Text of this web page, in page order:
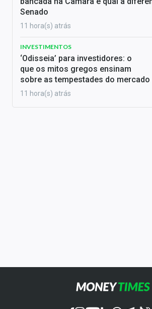
Senado
11 hora(s) atrás
INVESTIMENTOS
‘Odisseia’ para investidores: o
que os mitos gregos ensinam
sobre as tempestades do mercado
11 hora(s) atrás